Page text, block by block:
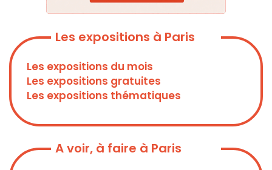
Les expositions à Paris
Les expositions du mois
Les expositions gratuites
Les expositions thématiques
A voir, à faire à Paris